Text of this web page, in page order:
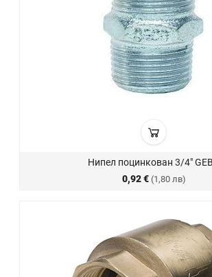
Нипел поцинкован 3/4"
0,92 € (1,80 лв)